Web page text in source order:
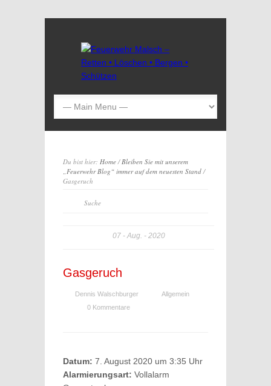
Du bist hier: Home/Bleiben Sie mit unserem
„Feuerwehr Blog“ immer auf dem neuesten Stand/
Gasgeruch
07 Aug. 2020
Gasgeruch
Dennis Walschburger
Allgemein
0 Kommentare
Datum: 7. August 2020 um 3:35 Uhr
Alarmierungsart: Vollalarm